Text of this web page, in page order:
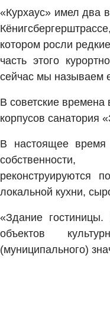
«Курхаус» имел два
котором росли
часть этого
сейчас мы называем
В советские времена
корпусов санатория
В настоящее время
реконструируются
локальной кухни,
«Здание
объектов
(муниципального)